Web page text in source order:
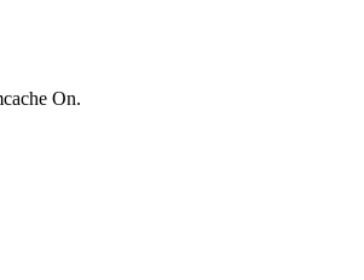
On.